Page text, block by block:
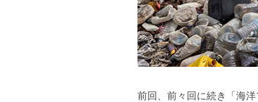
前回、前々回に続き「海